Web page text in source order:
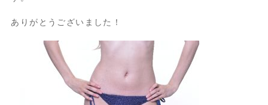
ありがとうございました！